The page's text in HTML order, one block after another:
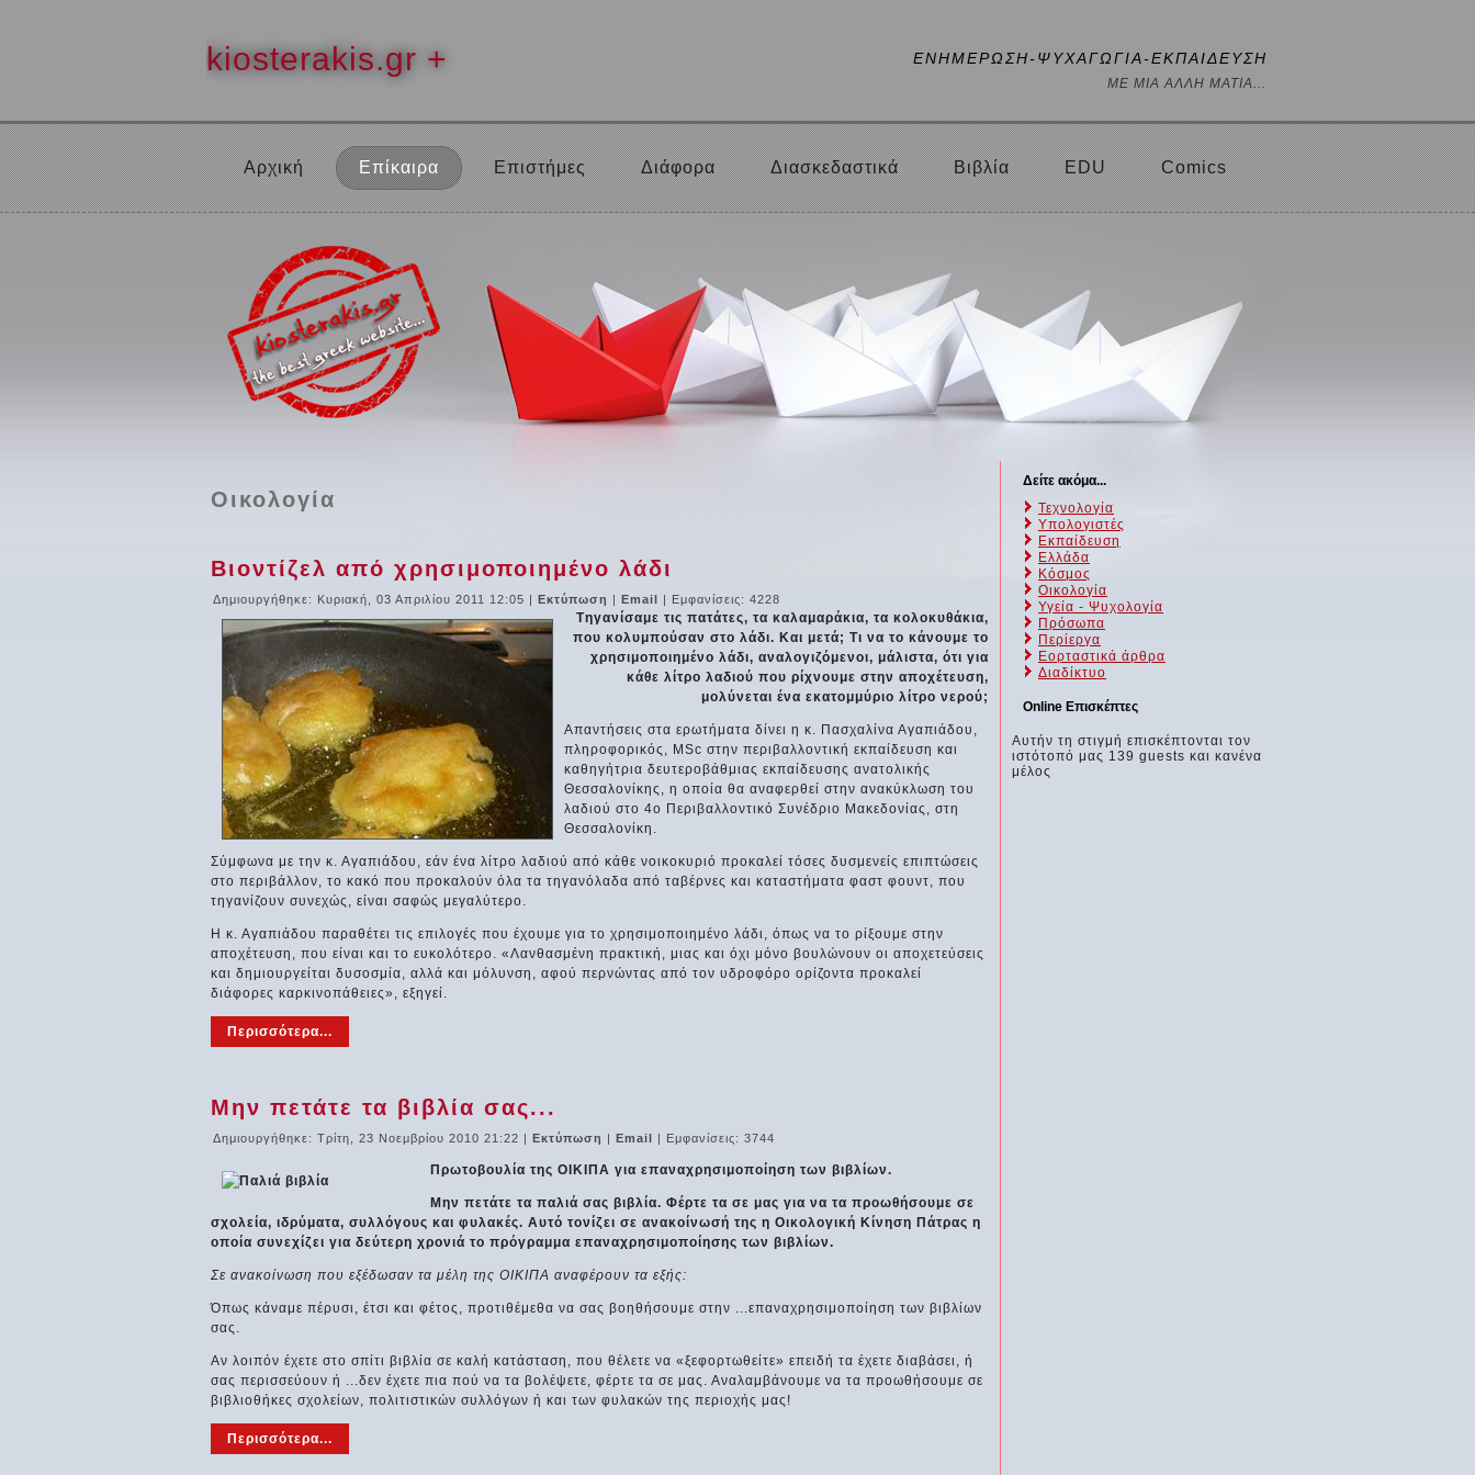
kiosterakis.gr + ΕΝΗΜΕΡΩΣΗ-ΨΥΧΑΓΩΓΙΑ-ΕΚΠΑΙΔΕΥΣΗ
ΜΕ ΜΙΑ ΑΛΛΗ ΜΑΤΙΑ...
Αρχική Επίκαιρα Επιστήμες Διάφορα Διασκεδαστικά Βιβλία EDU Comics
Οικολογία
Βιοντίζελ από χρησιμοποιημένο λάδι
Δημιουργήθηκε: Κυριακή, 03 Απριλίου 2011 12:05 | Εκτύπωση | Email | Εμφανίσεις: 4228
Tηγανίσαμε τις πατάτες, τα καλαμαράκια, τα κολοκυθάκια,
που κολυμπούσαν στο λάδι. Και μετά; Τι να το κάνουμε το
χρησιμοποιημένο λάδι, αναλογιζόμενοι, μάλιστα, ότι για
κάθε λίτρο λαδιού που ρίχνουμε στην αποχέτευση,
μολύνεται ένα εκατομμύριο λίτρο νερού;
Απαντήσεις στα ερωτήματα δίνει η κ. Πασχαλίνα Αγαπιάδου,
πληροφορικός, MSc στην περιβαλλοντική εκπαίδευση και
καθηγήτρια δευτεροβάθμιας εκπαίδευσης ανατολικής
Θεσσαλονίκης, η οποία θα αναφερθεί στην ανακύκλωση του
λαδιού στο 4ο Περιβαλλοντικό Συνέδριο Μακεδονίας, στη
Θεσσαλονίκη.
Σύμφωνα με την κ. Αγαπιάδου, εάν ένα λίτρο λαδιού από κάθε νοικοκυριό προκαλεί τόσες δυσμενείς επιπτώσεις
στο περιβάλλον, το κακό που προκαλούν όλα τα τηγανόλαδα από ταβέρνες και καταστήματα φαστ φουντ, που
τηγανίζουν συνεχώς, είναι σαφώς μεγαλύτερο.
Η κ. Αγαπιάδου παραθέτει τις επιλογές που έχουμε για το χρησιμοποιημένο λάδι, όπως να το ρίξουμε στην
αποχέτευση, που είναι και το ευκολότερο. «Λανθασμένη πρακτική, μιας και όχι μόνο βουλώνουν οι αποχετεύσεις
και δημιουργείται δυσοσμία, αλλά και μόλυνση, αφού περνώντας από τον υδροφόρο ορίζοντα προκαλεί
διάφορες καρκινοπάθειες», εξηγεί.
Περισσότερα...
Μην πετάτε τα βιβλία σας...
Δημιουργήθηκε: Τρίτη, 23 Νοεμβρίου 2010 21:22 | Εκτύπωση | Email | Εμφανίσεις: 3744
Πρωτοβουλία της ΟΙΚΙΠΑ για επαναχρησιμοποίηση των βιβλίων.
Μην πετάτε τα παλιά σας βιβλία. Φέρτε τα σε μας για να τα προωθήσουμε σε
σχολεία, ιδρύματα, συλλόγους και φυλακές. Αυτό τονίζει σε ανακοίνωσή της η Οικολογική Κίνηση Πάτρας η
οποία συνεχίζει για δεύτερη χρονιά το πρόγραμμα επαναχρησιμοποίησης των βιβλίων.
Σε ανακοίνωση που εξέδωσαν τα μέλη της ΟΙΚΙΠΑ αναφέρουν τα εξής:
Όπως κάναμε πέρυσι, έτσι και φέτος, προτιθέμεθα να σας βοηθήσουμε στην ...επαναχρησιμοποίηση των βιβλίων
σας.
Αν λοιπόν έχετε στο σπίτι βιβλία σε καλή κατάσταση, που θέλετε να «ξεφορτωθείτε» επειδή τα έχετε διαβάσει, ή
σας περισσεύουν ή ...δεν έχετε πια πού να τα βολέψετε, φέρτε τα σε μας. Αναλαμβάνουμε να τα προωθήσουμε σε
βιβλιοθήκες σχολείων, πολιτιστικών συλλόγων ή και των φυλακών της περιοχής μας!
Περισσότερα...
Δείτε ακόμα...
Τεχνολογία
Υπολογιστές
Εκπαίδευση
Ελλάδα
Κόσμος
Οικολογία
Υγεία - Ψυχολογία
Πρόσωπα
Περίεργα
Εορταστικά άρθρα
Διαδίκτυο
Online Επισκέπτες
Αυτήν τη στιγμή επισκέπτονται τον
ιστότοπό μας 139 guests και κανένα
μέλος